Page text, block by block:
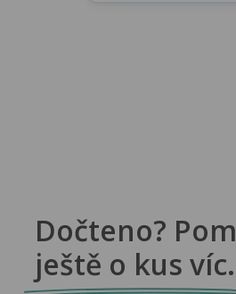
Dočteno?
ještě o kus víc.